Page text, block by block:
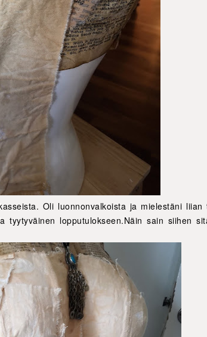
Oli luonnonvalkoista ja mielestäni
tyytyväinen lopputulokseen.Näin sain siihen